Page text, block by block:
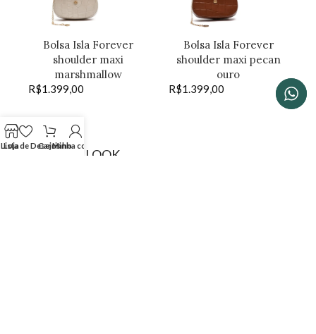
Bolsa Isla Forever
shoulder maxi
marshmallow
R$1.399,00
Bolsa Isla Forever
shoulder maxi pecan
ouro
R$1.399,00
SHOP THE LOOK
Loja
Lista de Desejos
Carrinho
Minha conta